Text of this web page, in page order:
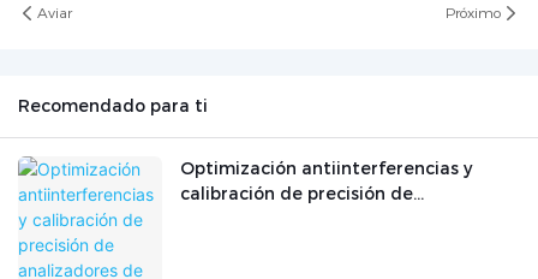
Aviar Próximo
Recomendado para ti
Optimización antiinterferencias y
calibración de precisión de